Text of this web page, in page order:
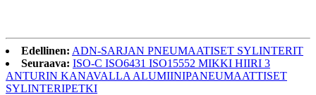
Edellinen: ADN-SARJAN PNEUMAATISET SYLINTERIT
Seuraava: ISO-C ISO6431 ISO15552 MIKKI HIIRI 3
ANTURIN KANAVALLA ALUMIINIPANEUMAATTISET
SYLINTERIPETKI